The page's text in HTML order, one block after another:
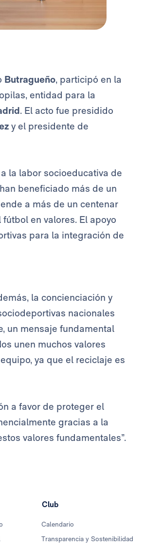
Butragueño, participó en la
entidad para la
. El acto fue presidido
y el presidente de
la labor socioeducativa de
beneficiado más de un
a más de un centenar
en valores. El apoyo
para la integración de
la concienciación y
nacionales
un mensaje fundamental
unen muchos valores
ya que el reciclaje es
a favor de proteger el
gracias a la
valores fundamentales”.
Club
Calendario
Transparencia y Sostenibilidad